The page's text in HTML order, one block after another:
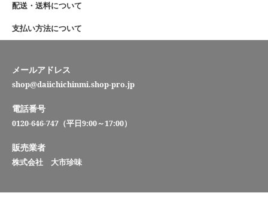
配送・送料について
支払い方法について
メールアドレス
shop@daiichichinmi.shop-pro.jp
電話番号
0120-646-747（平日9:00～17:00）
販売業者
株式会社 大市珍味